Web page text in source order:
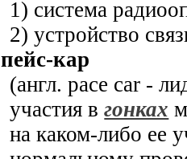
1) система
2) устройство
пейс-кар
(англ. pace car -
участия вгонках
на каком-либо ее